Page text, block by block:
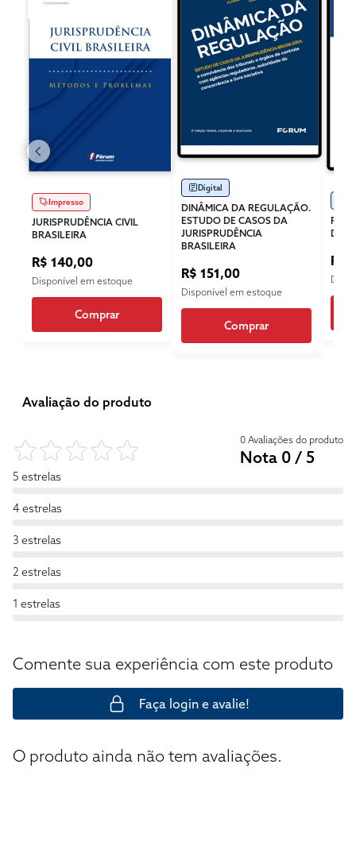
Impresso
JURISPRUDÊNCIA CIVIL
BRASILEIRA
R$ 140,00
Disponível em estoque
Comprar
Digital
DINÂMICA DA REGULAÇÃO.
ESTUDO DE CASOS DA
JURISPRUDÊNCIA
BRASILEIRA
R$ 151,00
Disponível em estoque
Comprar
R$
Avaliação do produto
0 Avaliações do produto
Nota 0 / 5
5 estrelas
4 estrelas
3 estrelas
2 estrelas
1 estrelas
Comente sua experiência com este produto
Faça login e avalie!
O produto ainda não tem avaliações.